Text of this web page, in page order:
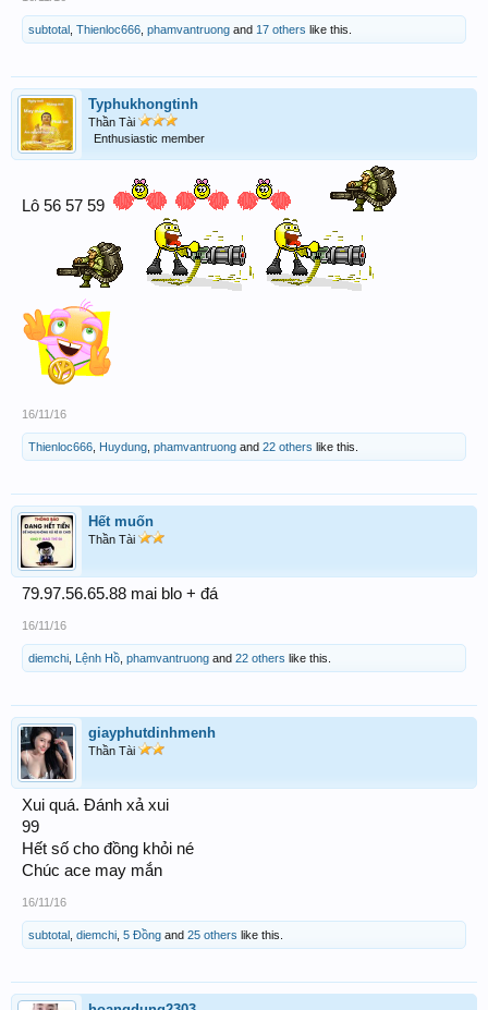
subtotal Thienloc666 phamvantruong and 17 others like this.
Typhukhongtinh
Thần Tài
Enthusiastic member
Lô 56 57 59
16/11/16
Thienloc666 Huydung phamvantruong and 22 others like this.
Hết muốn
Thần Tài
79.97.56.65.88 mai blo + đá
16/11/16
diemchi Lệnh Hồ phamvantruong and 22 others like this.
giayphutdinhmenh
Thần Tài
Xui quá. Đánh xả xui
99
Hết số cho đồng khỏi né
Chúc ace may mắn
16/11/16
subtotal diemchi 5 Đồng and 25 others like this.